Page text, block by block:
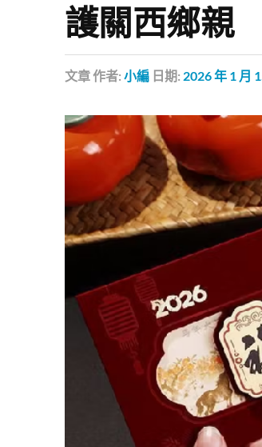
護關西鄉親
文章作者: 小編 日期: 2026 年 1 月